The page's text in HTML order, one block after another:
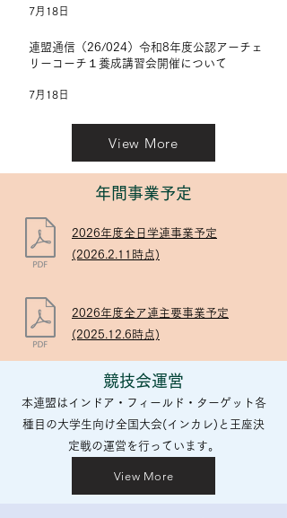
7月18日
連盟通信（26/024）令和8年度公認アーチェ
リーコーチ１養成講習会開催について
7月18日
View More
​年間事業予定
2026年度全日学連事業予定
(2026.2.11時点)
2026年度全ア連主要事業予定
(2025.12.6時点)
競技会運営
本連盟はインドア・フィールド・ターゲット各
種目の大学生向け全国大会(インカレ)と王座決
定戦の運営を行っています。
View More